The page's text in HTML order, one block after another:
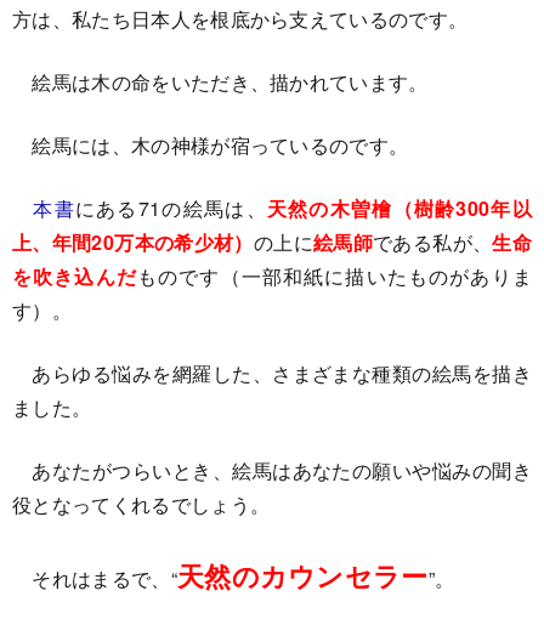
方は、私たち日本人を根底から支えているのです。
絵馬は木の命をいただき、描かれています。
絵馬には、木の神様が宿っているのです。
本書にある71の絵馬は、 天然の木曽檜（樹齢300年以
上、年間20万本の希少材） の上に絵馬師である私が、生命
を吹き込んだものです（一部和紙に描いたものがありま
す）。
あらゆる悩みを網羅した、さまざまな種類の絵馬を描き
ました。
あなたがつらいとき、絵馬はあなたの願いや悩みの聞き
役となってくれるでしょう。
それはまるで、“天然のカウンセラー”。